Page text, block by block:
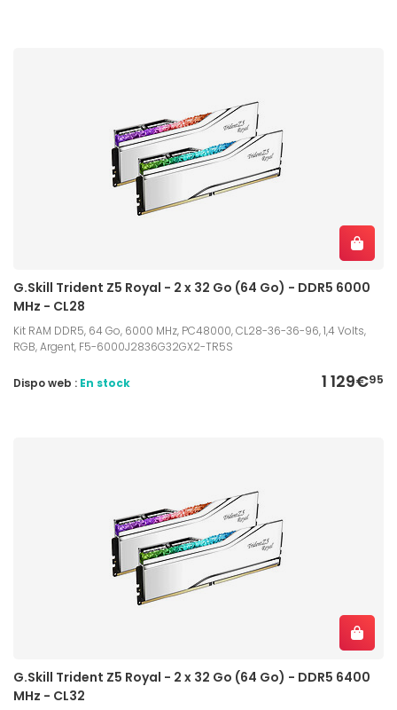
G.Skill Trident Z5 Royal - 2 x 32 Go (64 Go) - DDR5 6000
MHz - CL28
Kit RAM DDR5, 64 Go, 6000 MHz, PC48000, CL28-36-36-96, 1,4 Volts,
RGB, Argent, F5-6000J2836G32GX2-TR5S
1 129€95
Dispo web : En stock
G.Skill Trident Z5 Royal - 2 x 32 Go (64 Go) - DDR5 6400
MHz - CL32